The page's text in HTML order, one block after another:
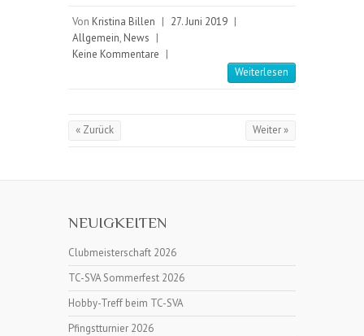
Von Kristina Billen | 27. Juni 2019 |
Allgemein, News |
Keine Kommentare |
Weiterlesen
« Zurück Weiter »
NEUIGKEITEN
Clubmeisterschaft 2026
TC-SVA Sommerfest 2026
Hobby-Treff beim TC-SVA
Pfingstturnier 2026